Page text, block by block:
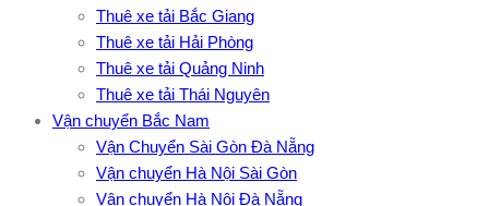
Thuê xe tải Bắc Giang
Thuê xe tải Hải Phòng
Thuê xe tải Quảng Ninh
Thuê xe tải Thái Nguyên
Vận chuyển Bắc Nam
Vận Chuyển Sài Gòn Đà Nẵng
Vận chuyển Hà Nội Sài Gòn
Vận chuyển Hà Nội Đà Nẵng